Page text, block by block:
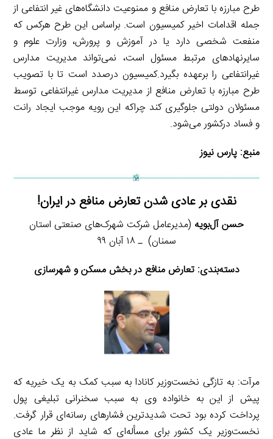
طرح مبارزه با تعارض منافع و ممنوعیت دانشگاه‌های غیر انتفاعی از
جمله اقدامات اخیر کمیسیون است. براساس این طرح هرکس که
منفعت شخصی دارد یا در آموزش و پرورش، وزارت علوم و
سایرنهادهای مرتبط مسئول است، نمی‌تواند مدیریت مدارس
غیرانتفاعی را برعهده بگیرد.کمیسیون درصدد است تا با تصویب
طرح مبارزه با تعارض منافع از مدیریت مدارس غیرانتفاعی توسط
مسئولان دولتی جلوگیری کند چراکه این رویه موجب ایجاد رانت
و فساد درکشور می‌شود.
منبع: پارس نیوز
نقدی بر عادی شدن تعارض منافع در ایران!
حسن آل‌بویه (مدیرعامل شرکت شهرک‌های صنعتی استان
سمنان) ـ ۱۸ آبان ۹۹
دسته‌بندی: تعارض منافع در بخش مسکن و شهرسازی
مرآت: به تازگی نخست‌وزیر کانادا به سبب کمک به یک خیریه که
پیش از این به خانواده وی به سبب سخنرانی تبلیغی پول
پرداخت کرده بود تحت شدیدترین فشارهای رسانه‌ای قرار گرفت.
نخست‌وزیر یک کشور برای مسأله‌ای که شاید از نظر ما عادی